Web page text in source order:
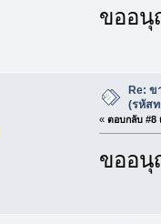
ขออนุ
Re: ข
(รหัส
« ตอบกลับ #8
ขออนุ